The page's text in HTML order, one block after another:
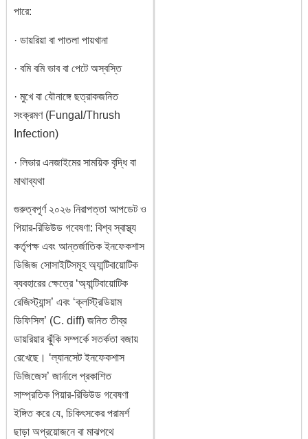
পারে:
· ডায়রিয়া বা পাতলা পায়খানা
· বমি বমি ভাব বা পেটে অস্বস্তি
· মুখে বা যৌনাঙ্গে ছত্রাকজনিত
সংক্রমণ (Fungal/Thrush
Infection)
· লিভার এনজাইমের সাময়িক বৃদ্ধি বা
মাথাব্যথা
গুরুত্বপূর্ণ ২০২৬ নিরাপত্তা আপডেট ও
পিয়ার-রিভিউড গবেষণা: বিশ্ব স্বাস্থ্য
কর্তৃপক্ষ এবং আন্তর্জাতিক ইনফেকশাস
ডিজিজ সোসাইটিসমূহ অ্যান্টিবায়োটিক
ব্যবহারের ক্ষেত্রে ‘অ্যান্টিবায়োটিক
রেজিস্ট্যান্স’ এবং ‘ক্লস্ট্রিডিয়াম
ডিফিসিল’ (C. diff) জনিত তীব্র
ডায়রিয়ার ঝুঁকি সম্পর্কে সতর্কতা বজায়
রেখেছে। ‘ল্যানসেট ইনফেকশাস
ডিজিজেস’ জার্নালে প্রকাশিত
সাম্প্রতিক পিয়ার-রিভিউড গবেষণা
ইঙ্গিত করে যে, চিকিৎসকের পরামর্শ
ছাড়া অপ্রয়োজনে বা মাঝপথে